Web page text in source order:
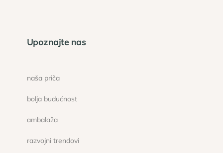
Upoznajte nas
naša priča
bolja budućnost
ambalaža
razvojni trendovi